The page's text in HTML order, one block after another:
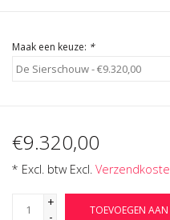
Maak een keuze: *
€9.320,00
* Excl. btw Excl.
+
-
TOEVOEGEN